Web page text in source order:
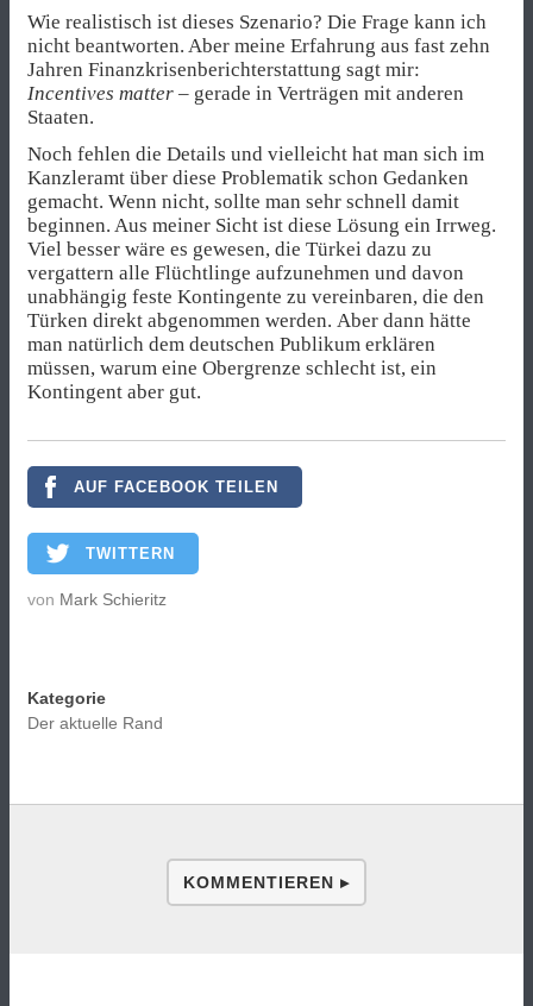
Wie realistisch ist dieses Szenario? Die Frage kann ich
nicht beantworten. Aber meine Erfahrung aus fast zehn
Jahren Finanzkrisenberichterstattung sagt mir:
Incentives matter – gerade in Verträgen mit anderen
Staaten.
Noch fehlen die Details und vielleicht hat man sich im
Kanzleramt über diese Problematik schon Gedanken
gemacht. Wenn nicht, sollte man sehr schnell damit
beginnen. Aus meiner Sicht ist diese Lösung ein Irrweg.
Viel besser wäre es gewesen, die Türkei dazu zu
vergattern alle Flüchtlinge aufzunehmen und davon
unabhängig feste Kontingente zu vereinbaren, die den
Türken direkt abgenommen werden. Aber dann hätte
man natürlich dem deutschen Publikum erklären
müssen, warum eine Obergrenze schlecht ist, ein
Kontingent aber gut.
AUF FACEBOOK TEILEN
TWITTERN
von Mark Schieritz
Kategorie
Der aktuelle Rand
KOMMENTIEREN ▸